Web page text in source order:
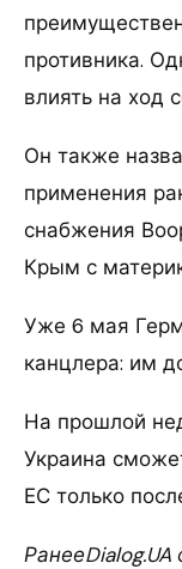
противника.
влиять на ход
Он также
применения
снабжения
Крым с
Уже 6 мая
канцлера: им
На прошлой
Украина
ЕС только